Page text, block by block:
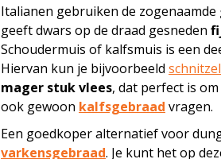
Italianen gebruiken de zogenaamde
geeft dwars op de draad gesneden
Schoudermuis of kalfsmuis is een
Hiervan kun je bijvoorbeeld schnitzel
mager stuk vlees, dat perfect is
ook gewoon kalfsgebraad vragen.
Een goedkoper alternatief voor
varkensgebraad. Je kunt het op